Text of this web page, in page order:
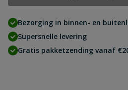
Bezorging in binnen- en
Supersnelle levering
Gratis pakketzending vanaf